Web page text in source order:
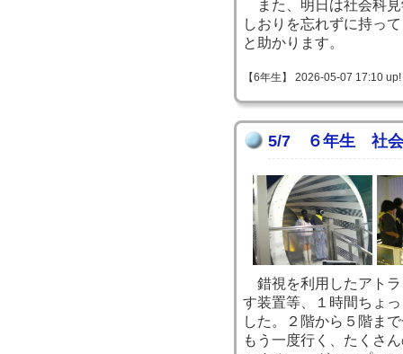
また、明日は社会科見
しおりを忘れずに持っ
と助かります。
【6年生】 2026-05-07 17:10 up!
5/7 ６年生 社会
錯視を利用したアトラ
す装置等、１時間ちょ
した。２階から５階ま
もう一度行く、たくさ